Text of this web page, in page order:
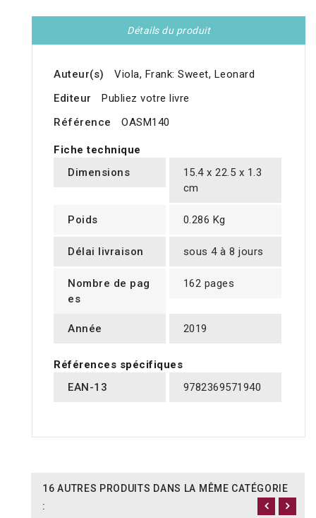
Détails du produit
Auteur(s)
Viola, Frank: Sweet, Leonard
Editeur
Publiez votre livre
Référence
OASM140
Fiche technique
Dimensions
15.4 x 22.5 x 1.3
cm
Poids 0.286 Kg
Délai livraison sous 4 à 8 jours
Nombre de pag
es
162 pages
Année 2019
Références spécifiques
EAN-13
9782369571940
16 AUTRES PRODUITS DANS LA MÊME CATÉGORIE
: